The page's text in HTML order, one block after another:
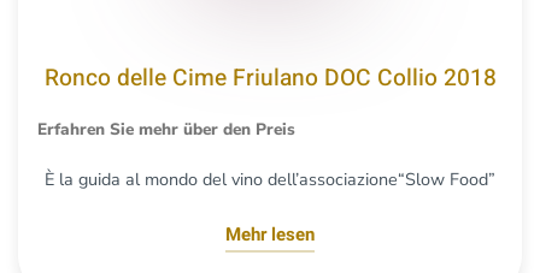
Ronco delle Cime Friulano DOC Collio 2018
Erfahren Sie mehr über den Preis
È la guida al mondo del vino dell’associazione“Slow Food”
Mehr lesen